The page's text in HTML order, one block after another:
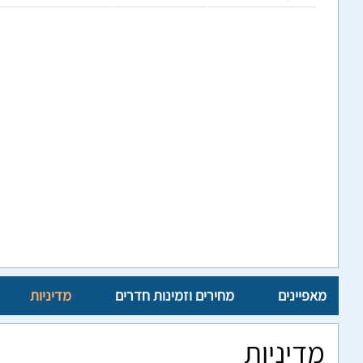
מאפיינים מחירים וזמינות חדרים מדיניות
מדיניות